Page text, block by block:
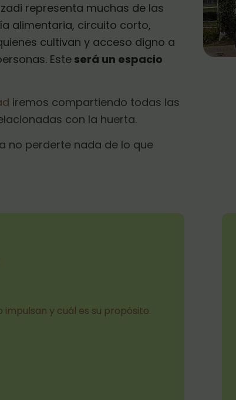
representa muchas de las
alimentaria, circuito corto,
cultivan y acceso digno a
Este será un espacio
iremos compartiendo todas las
con la huerta.
no perderte nada de lo que
impulsan y cuál es su propósito.